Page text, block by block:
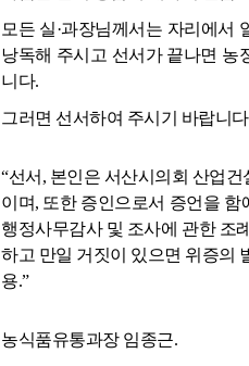
모든 실·과장님께서는 자리에서
낭독해 주시고 선서가 끝나면 농
니다.
그러면 선서하여 주시기 바랍니
“선서, 본인은 서산시의회 산업
이며, 또한 증인으로서 증언을 함
행정사무감사 및 조사에 관한 조
하고 만일 거짓이 있으면 위증의
용.”
농식품유통과장 임종근.